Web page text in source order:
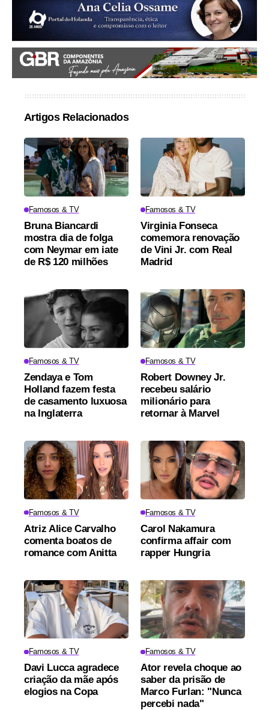
Artigos Relacionados
Famosos & TV
Bruna Biancardi
mostra dia de folga
com Neymar em iate
de R$ 120 milhões
Famosos & TV
Virginia Fonseca
comemora renovação
de Vini Jr. com Real
Madrid
Famosos & TV
Zendaya e Tom
Holland fazem festa
de casamento luxuosa
na Inglaterra
Famosos & TV
Robert Downey Jr.
recebeu salário
milionário para
retornar à Marvel
Famosos & TV
Atriz Alice Carvalho
comenta boatos de
romance com Anitta
Famosos & TV
Carol Nakamura
confirma affair com
rapper Hungria
Famosos & TV
Davi Lucca agradece
criação da mãe após
elogios na Copa
Famosos & TV
Ator revela choque ao
saber da prisão de
Marco Furlan: "Nunca
percebi nada"